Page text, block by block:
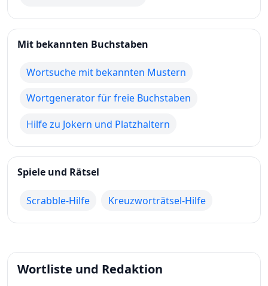
Mit bekannten Buchstaben
Wortsuche mit bekannten Mustern
Wortgenerator für freie Buchstaben
Hilfe zu Jokern und Platzhaltern
Spiele und Rätsel
Scrabble-Hilfe Kreuzworträtsel-Hilfe
Wortliste und Redaktion